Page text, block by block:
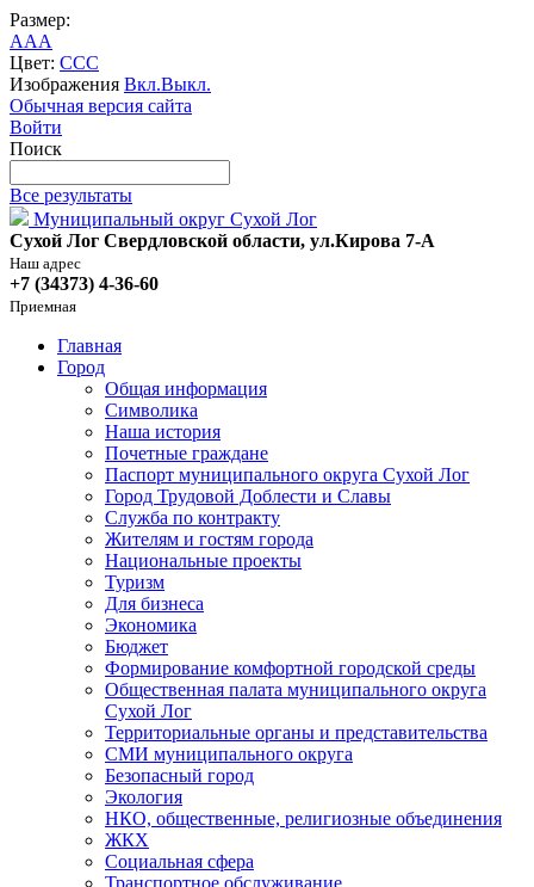
Размер:
AAA
Цвет: CCC
Изображения Вкл.Выкл.
Обычная версия сайта
Войти
Поиск
Все результаты
Муниципальный округ Сухой Лог
Сухой Лог Свердловской области, ул.Кирова 7-А
Наш адрес
+7 (34373) 4-36-60
Приемная
Главная
Город
Общая информация
Символика
Наша история
Почетные граждане
Паспорт муниципального округа Сухой Лог
Город Трудовой Доблести и Славы
Служба по контракту
Жителям и гостям города
Национальные проекты
Туризм
Для бизнеса
Экономика
Бюджет
Формирование комфортной городской среды
Общественная палата муниципального округа
Сухой Лог
Территориальные органы и представительства
СМИ муниципального округа
Безопасный город
Экология
НКО, общественные, религиозные объединения
ЖКХ
Социальная сфера
Транспортное обслуживание